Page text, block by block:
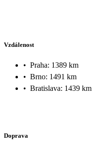
Vzdálenost
• Praha: 1389 km
• Brno: 1491 km
• Bratislava: 1439 km
Doprava